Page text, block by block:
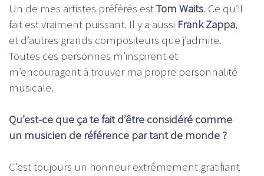
Un de mes artistes préférés estTom Waits. Ce qu’il
fait est vraiment puissant. Il y a aussi Frank Zappa,
et d’autres grands compositeurs que j’admire.
Toutes ces personnes m’inspirent et
m’encouragent à trouver ma propre personnalité
musicale.
Qu’est-ce que ça te fait d’être considéré comme
un musicien de référence par tant de monde ?
C’est toujours un honneur extrêmement gratifiant